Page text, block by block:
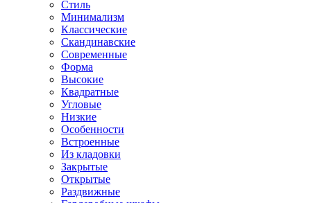
Стиль
Минимализм
Классические
Скандинавские
Современные
Форма
Высокие
Квадратные
Угловые
Низкие
Особенности
Встроенные
Из кладовки
Закрытые
Открытые
Раздвижные